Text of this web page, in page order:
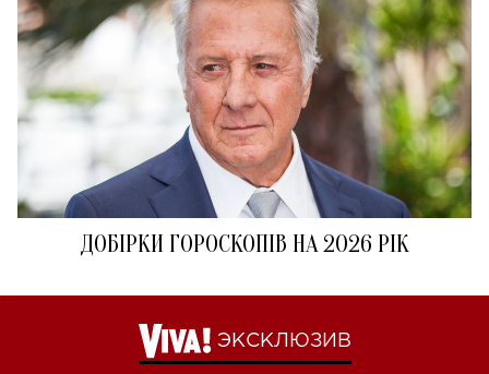
ДОБІРКИ ГОРОСКОПІВ НА 2026 РІК
ЭКСКЛЮЗИВ